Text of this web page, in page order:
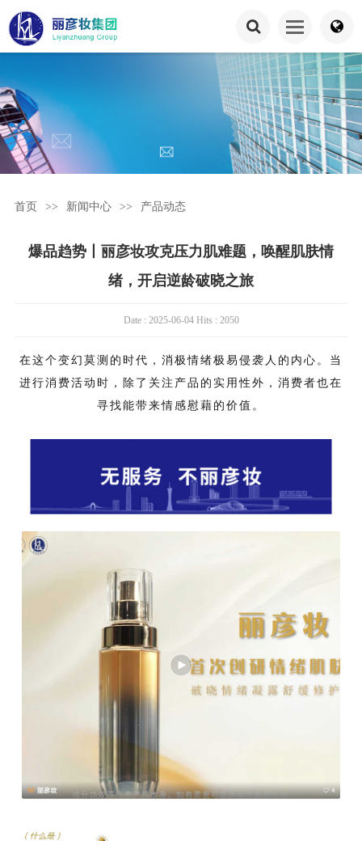
首页 >> 新闻中心 >> 产品动态
爆品趋势丨丽彦妆攻克压力肌难题，唤醒肌肤情
绪，开启逆龄破晓之旅
Date : 2025-06-04 Hits : 2050
在这个变幻莫测的时代，消极情绪极易侵袭人的内心。当
进行消费活动时，除了关注产品的实用性外，消费者也在
寻找能带来情感慰藉的价值。